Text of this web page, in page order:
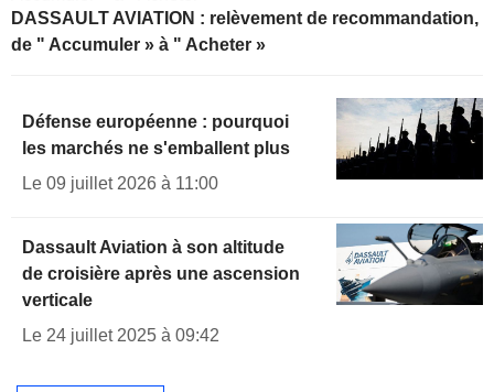
DASSAULT AVIATION : relèvement de recommandation,
de " Accumuler » à " Acheter »
Défense européenne : pourquoi
les marchés ne s'emballent plus
Le 09 juillet 2026 à 11:00
Dassault Aviation à son altitude
de croisière après une ascension
verticale
Le 24 juillet 2025 à 09:42